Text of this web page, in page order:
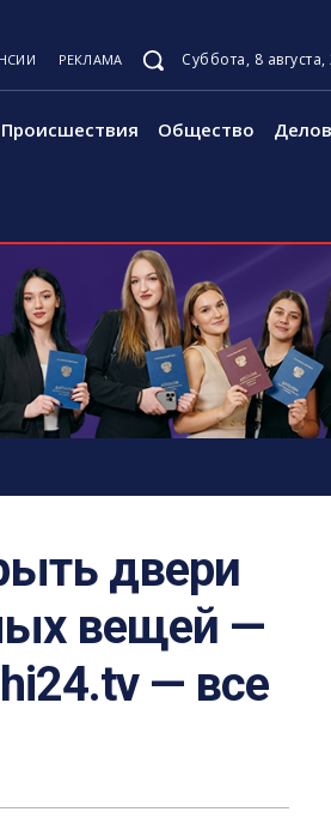
РЕКЛАМА Суббота, 8
Происшествия Общество
двери
вещей —
— все